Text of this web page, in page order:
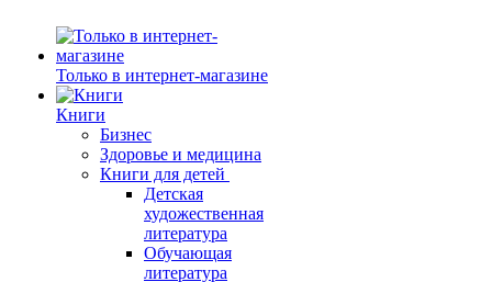
Только в интернет-магазине
Книги
Бизнес
Здоровье и медицина
Книги для детей
Детская
художественная
литература
Обучающая
литература